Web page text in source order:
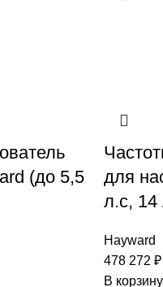
(до 5,5
для
л.с, 14
Hayward
478 272 ₽
В корзину